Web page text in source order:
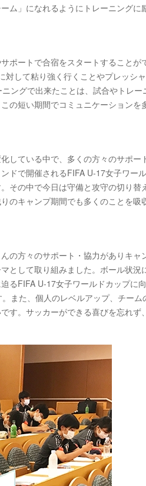
ム」になれるようにトレーニングに
ポートで合宿をスタートすることが
対して粘り強く行くことやプレッシ
ングで出来たことは、試合やトレー
の短い期間でコミュニケーションを
している中で、多くの方々のサポー
ドで開催されるFIFA U-17女子ワー
その中で今日は守備と攻守の切り替
のキャンプ期間でも多くのことを吸
の方々のサポート・協力がありキャ
として取り組みました。ボール状況
るFIFA U-17女子ワールドカップに向
また、個人のレベルアップ、チーム
す。サッカーができる喜びを忘れず